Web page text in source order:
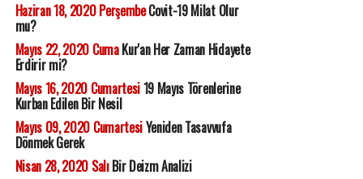
Haziran 18, 2020 PerşembeCovit-19 Milat Olur
mu?
Mayıs 22, 2020 CumaKur'an Her Zaman Hidayete
Erdirir mi?
Mayıs 16, 2020 Cumartesi19 Mayıs Törenlerine
Kurban Edilen Bir Nesil
Mayıs 09, 2020 CumartesiYeniden Tasavvufa
Dönmek Gerek
Nisan 28, 2020 SalıBir Deizm Analizi